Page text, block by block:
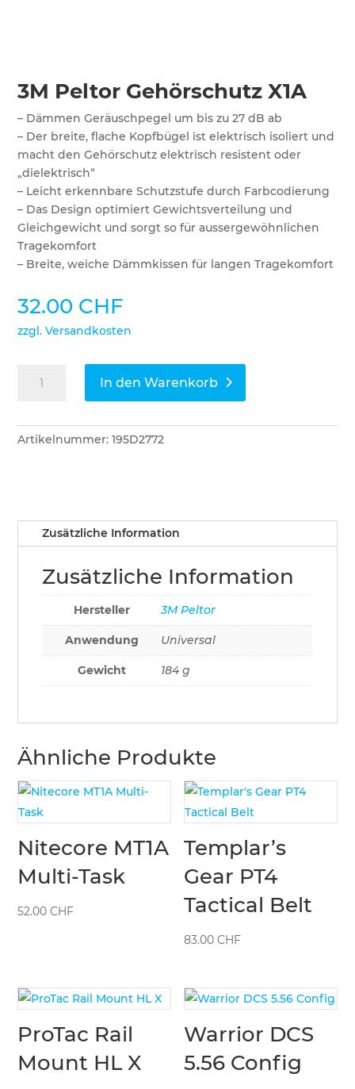
3M Peltor Gehörschutz X1A
– Dämmen Geräuschpegel um bis zu 27 dB ab
– Der breite, flache Kopfbügel ist elektrisch isoliert und
macht den Gehörschutz elektrisch resistent oder
„dielektrisch“
– Leicht erkennbare Schutzstufe durch Farbcodierung
– Das Design optimiert Gewichtsverteilung und
Gleichgewicht und sorgt so für aussergewöhnlichen
Tragekomfort
– Breite, weiche Dämmkissen für langen Tragekomfort
32.00 CHF
zzgl. Versandkosten
Peltor
X1A
Menge
In den Warenkorb
Artikelnummer:195D2772
Zusätzliche Information
Zusätzliche Information
Hersteller 3M Peltor
Anwendung Universal
Gewicht 184 g
Ähnliche Produkte
Nitecore MT1A
Multi-Task
52.00CHF
Templar’s
Gear PT4
Tactical Belt
83.00CHF
ProTac Rail
Mount HL X
Warrior DCS
5.56 Config